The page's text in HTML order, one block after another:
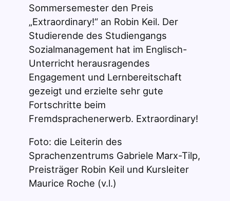
Sommersemester den Preis
„Extraordinary!“ an Robin Keil. Der
Studierende des Studiengangs
Sozialmanagement hat im Englisch-
Unterricht herausragendes
Engagement und Lernbereitschaft
gezeigt und erzielte sehr gute
Fortschritte beim
Fremdsprachenerwerb. Extraordinary!
Foto: die Leiterin des
Sprachenzentrums Gabriele Marx-Tilp,
Preisträger Robin Keil und Kursleiter
Maurice Roche (v.l.)